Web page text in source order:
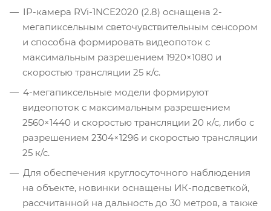
IP-камера RVi-1NCE2020 (2.8) оснащена 2-
мегапиксельным светочувствительным сенсором
и способна формировать видеопоток с
максимальным разрешением 1920×1080 и
скоростью трансляции 25 к/с.
4-мегапиксельные модели формируют
видеопоток с максимальным разрешением
2560×1440 и скоростью трансляции 20 к/с, либо с
разрешением 2304×1296 и скоростью трансляции
25 к/с.
Для обеспечения круглосуточного наблюдения
на объекте, новинки оснащены ИК-подсветкой,
рассчитанной на дальность до 30 метров, а также